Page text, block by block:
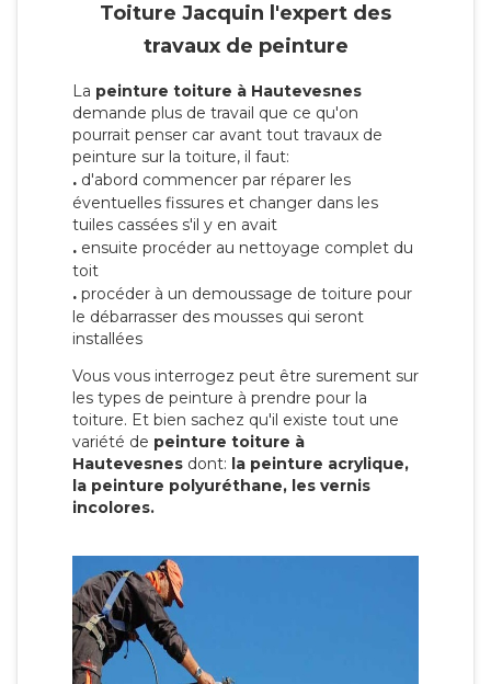
Toiture Jacquin l'expert des
travaux de peinture
La peinture toiture à Hautevesnes
demande plus de travail que ce qu'on
pourrait penser car avant tout travaux de
peinture sur la toiture, il faut:
. d'abord commencer par réparer les
éventuelles fissures et changer dans les
tuiles cassées s'il y en avait
. ensuite procéder au nettoyage complet du
toit
. procéder à un demoussage de toiture pour
le débarrasser des mousses qui seront
installées
Vous vous interrogez peut être surement sur
les types de peinture à prendre pour la
toiture. Et bien sachez qu'il existe tout une
variété de peinture toiture à
Hautevesnes dont: la peinture acrylique,
la peinture polyuréthane, les vernis
incolores.